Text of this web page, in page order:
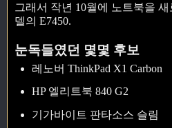
그래서 작년 10월에 노트북을
델의 E7450.
눈독들였던 몇몇 후보
레노버 ThinkPad X1 Carbon
HP 엘리트북 840 G2
기가바이트 판타소스 슬림